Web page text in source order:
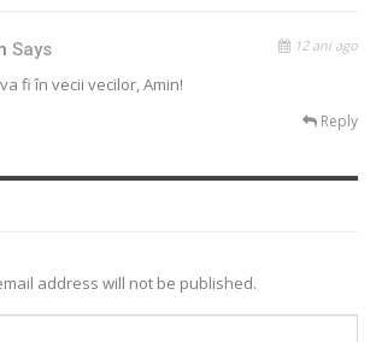
Says 12 ani ago
fi în vecii vecilor, Amin!
Reply
address will not be published.